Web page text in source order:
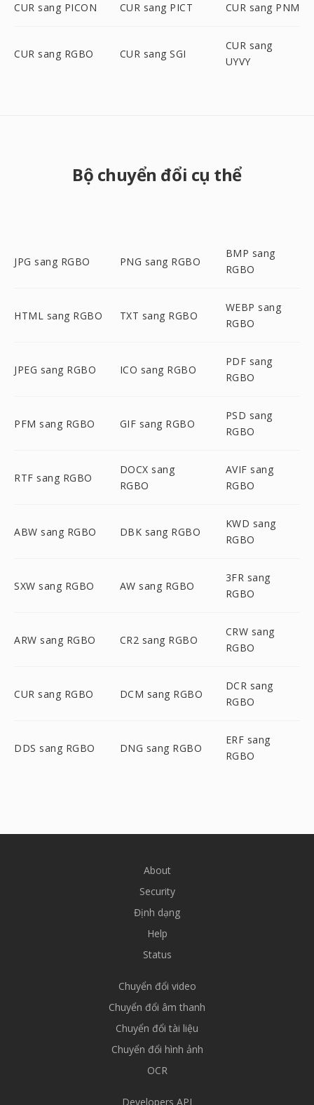
CUR sang PICON CUR sang PICT CUR sang PNM
CUR sang RGBO CUR sang SGI
CUR sang
UYVY
Bộ chuyển đổi cụ thể
JPG sang RGBO PNG sang RGBO
BMP sang
RGBO
HTML sang RGBO TXT sang RGBO
WEBP sang
RGBO
JPEG sang RGBO ICO sang RGBO
PDF sang
RGBO
PFM sang RGBO GIF sang RGBO
PSD sang
RGBO
RTF sang RGBO
DOCX sang
RGBO
AVIF sang
RGBO
ABW sang RGBO DBK sang RGBO
KWD sang
RGBO
SXW sang RGBO AW sang RGBO
3FR sang
RGBO
ARW sang RGBO CR2 sang RGBO
CRW sang
RGBO
CUR sang RGBO DCM sang RGBO
DCR sang
RGBO
DDS sang RGBO DNG sang RGBO
ERF sang
RGBO
About
Security
Định dạng
Help
Status
Chuyển đổi video
Chuyển đổi âm thanh
Chuyển đổi tài liệu
Chuyển đổi hình ảnh
OCR
Developers API